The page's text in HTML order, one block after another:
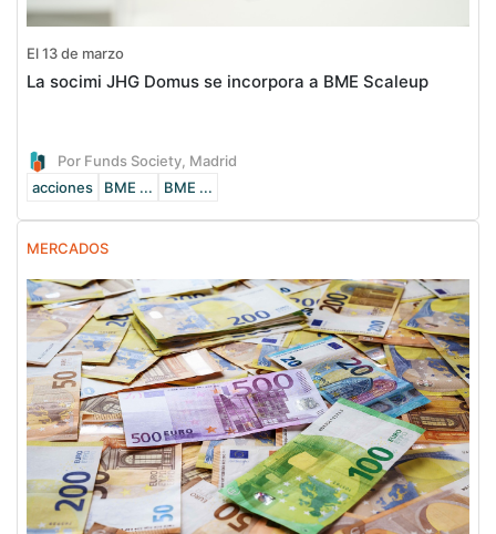
El 13 de marzo
La socimi JHG Domus se incorpora a BME Scaleup
Por Funds Society, Madrid
acciones
BME ... BME ...
MERCADOS